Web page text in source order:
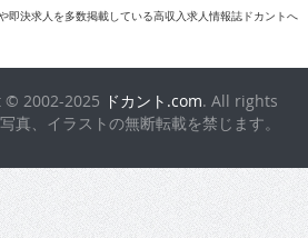
© 2002-2025ドカント.com. All rights
、イラストの無断転載を禁じます。